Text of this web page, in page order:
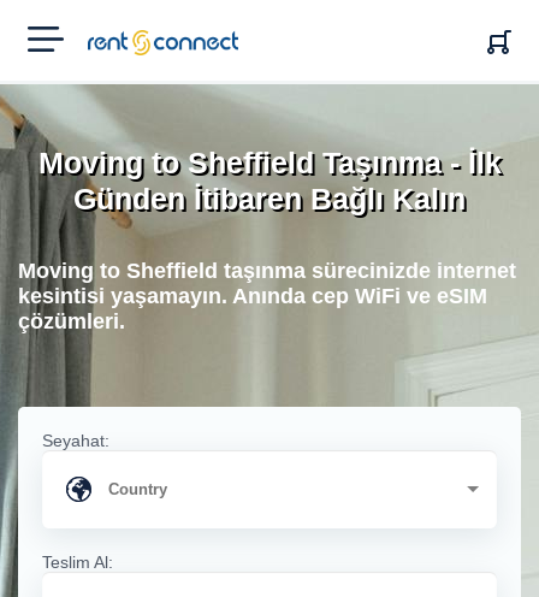
RENT'N
CONNECT
Moving to Sheffield Taşınma - İlk
Günden İtibaren Bağlı Kalın
Moving to Sheffield taşınma sürecinizde internet
kesintisi yaşamayın. Anında cep WiFi ve eSIM
çözümleri.
Seyahat:
Teslim Al: